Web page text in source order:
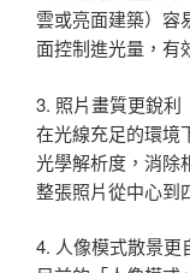
雲或亮面建築）容
面控制進光量，有
3. 照片畫質更銳利
在光線充足的環境
光學解析度，消除
整張照片從中心到
4. 人像模式散景更